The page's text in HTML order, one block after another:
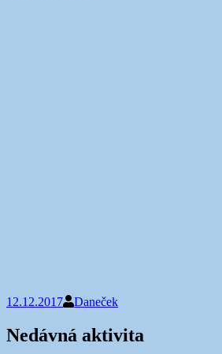
12.12.2017 Daneček
Nedávná aktivita